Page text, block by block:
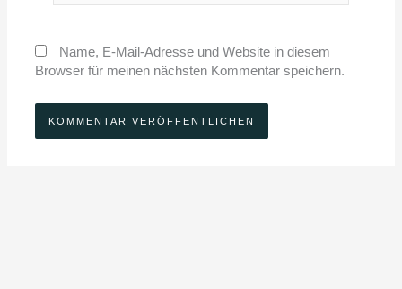
Name, E-Mail-Adresse und Website in diesem
Browser für meinen nächsten Kommentar speichern.